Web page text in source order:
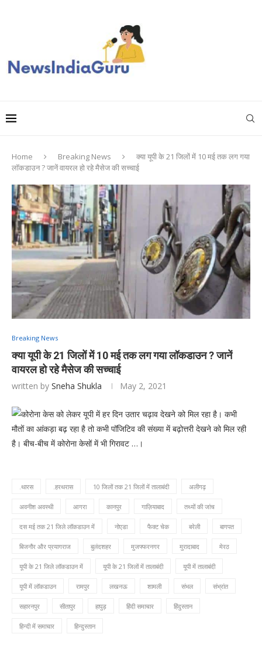
Home Breaking News
क्या यूपी के 21 जिलों में 10 मई तक लग गया
लॉकडाउन ? जानें वायरल हो रहे मैसेज की सच्चाई
Breaking News
क्या यूपी के 21 जिलों में 10 मई तक लग गया लॉकडाउन ? जानें
वायरल हो रहे मैसेज की सच्चाई
written by Sneha Shukla May 2, 2021
कोरोना केस को लेकर यूपी में हर दिन उतार चढ़ाव देखने को मिल रहा है। कभी
मौतों का आंकड़ा बढ़ रहा है तो कभी पॉजिटिव की संख्या में बढ़ोत्तरी देखने को मिल रही
है। बीच-बीच में कोरोना केसों में भी गिरावट …।
.थारस .हरथरास 10 जिलों तक 21 जिलों में तालाबंदी अलीगढ़
अवनीश अवस्थी आगरा कानपुर गाज़ियाबाद तथ्यों की जांच
दस मई तक 21 जिले लॉकडाउन में नोएडा फैक्ट चेक बरेली बागपत
बिजनौर और प्रयागराज बुलंदशहर मुजफ्फरनगर मुरादाबाद मेरठ
यूपी के 21 जिले लॉकडाउन में यूपी के 21 जिलों में तालाबंदी यूपी में तालाबंदी
यूपी में लॉकडाउन रामपुर लखनऊ शामली संभल संभ्रांत
सहारनपुर सीतापुर हापुड़ हिंदी समाचार हिंदुस्तान
हिन्दी में समाचार हिन्दुस्तान